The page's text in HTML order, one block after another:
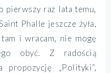
pierwszy raz lata temu,
Phalle jeszcze żyła,
i wracam, nie mogę
obyć. Z radością
propozycję „Polityki”,